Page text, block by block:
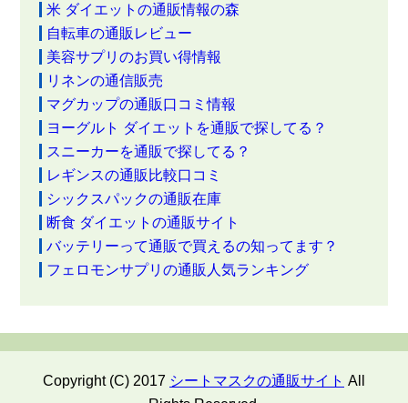
米 ダイエットの通販情報の森
自転車の通販レビュー
美容サプリのお買い得情報
リネンの通信販売
マグカップの通販口コミ情報
ヨーグルト ダイエットを通販で探してる？
スニーカーを通販で探してる？
レギンスの通販比較口コミ
シックスパックの通販在庫
断食 ダイエットの通販サイト
バッテリーって通販で買えるの知ってます？
フェロモンサプリの通販人気ランキング
Copyright (C) 2017 シートマスクの通販サイト All